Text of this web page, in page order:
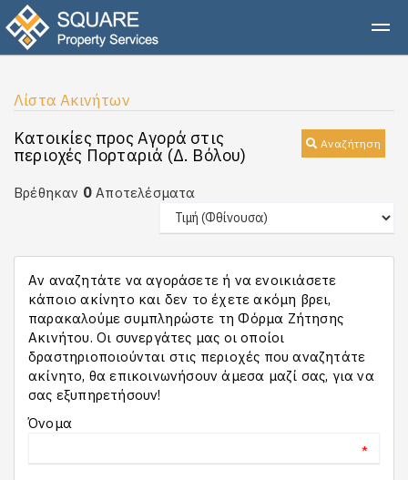
Λίστα Ακινήτων
Αναζήτηση
Κατοικίες προς Αγορά στις
περιοχές Πορταριά (Δ. Βόλου)
Βρέθηκαν 0 Αποτελέσματα
Αν αναζητάτε να αγοράσετε ή να ενοικιάσετε
κάποιο ακίνητο και δεν το έχετε ακόμη βρει,
παρακαλούμε συμπληρώστε τη Φόρμα Ζήτησης
Ακινήτου. Οι συνεργάτες μας οι οποίοι
δραστηριοποιούνται στις περιοχές που αναζητάτε
ακίνητο, θα επικοινωνήσουν άμεσα μαζί σας, για να
σας εξυπηρετήσουν!
Όνομα
*